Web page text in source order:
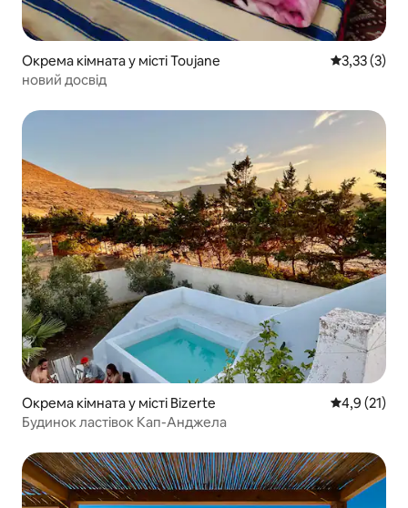
Окрема кімната у місті Toujane Середня
3,33 (3)
новий досвід
Окрема кімната у місті Bizerte Середня
4,9 (21)
Будинок ластівок Кап-Анджела